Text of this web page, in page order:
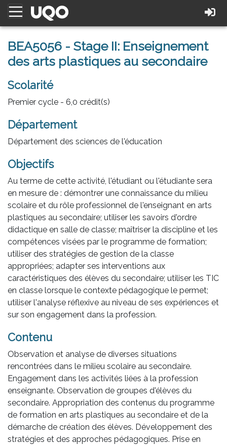
BEA5056 - Stage II: Enseignement
des arts plastiques au secondaire
Scolarité
Premier cycle - 6,0 crédit(s)
Département
Département des sciences de l'éducation
Objectifs
Au terme de cette activité, l'étudiant ou l'étudiante sera
en mesure de : démontrer une connaissance du milieu
scolaire et du rôle professionnel de l'enseignant en arts
plastiques au secondaire; utiliser les savoirs d'ordre
didactique en salle de classe; maîtriser la discipline et les
compétences visées par le programme de formation;
utiliser des stratégies de gestion de la classe
appropriées; adapter ses interventions aux
caractéristiques des élèves du secondaire; utiliser les TIC
en classe lorsque le contexte pédagogique le permet;
utiliser l'analyse réflexive au niveau de ses expériences et
sur son engagement dans la profession.
Contenu
Observation et analyse de diverses situations
rencontrées dans le milieu scolaire au secondaire.
Engagement dans les activités liées à la profession
enseignante. Observation de groupes d'élèves du
secondaire. Appropriation des contenus du programme
de formation en arts plastiques au secondaire et de la
démarche de création des élèves. Développement des
stratégies et des approches pédagogiques. Prise en